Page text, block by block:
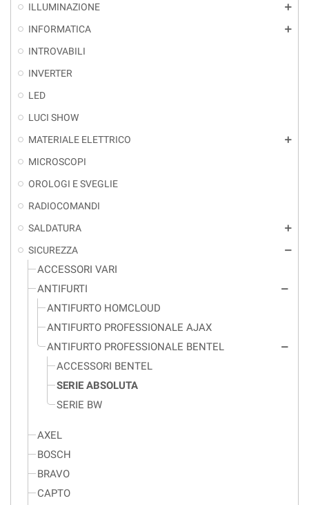
ILLUMINAZIONE
add
INFORMATICA add
INTROVABILI
INVERTER
LED
LUCI SHOW
MATERIALE ELETTRICO
add
MICROSCOPI
OROLOGI E SVEGLIE
RADIOCOMANDI
SALDATURA
add
SICUREZZA remove
ACCESSORI VARI
ANTIFURTI
remove
ANTIFURTO HOMCLOUD
ANTIFURTO PROFESSIONALE AJAX
ANTIFURTO PROFESSIONALE BENTEL
remove
ACCESSORI BENTEL
SERIE ABSOLUTA
SERIE BW
AXEL
BOSCH
BRAVO
CAPTO